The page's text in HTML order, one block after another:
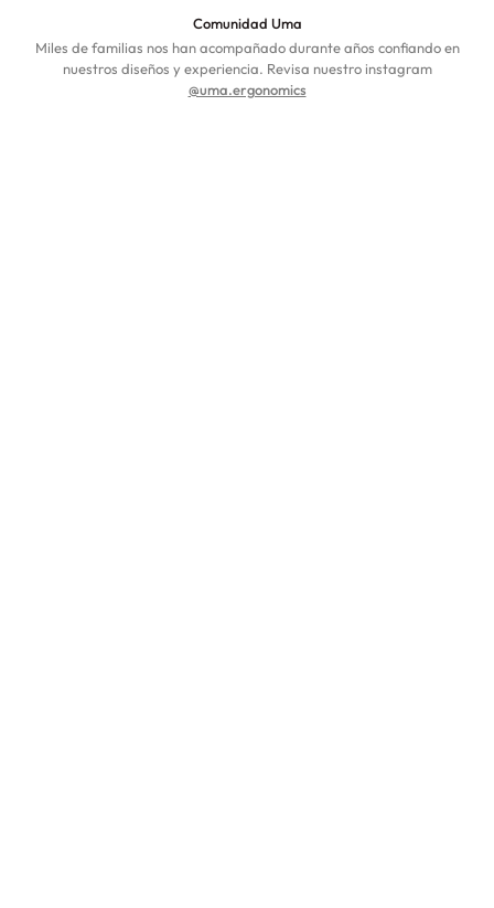
Comunidad Uma
Miles de familias nos han acompañado durante años confiando en
nuestros diseños y experiencia. Revisa nuestro instagram
@uma.ergonomics